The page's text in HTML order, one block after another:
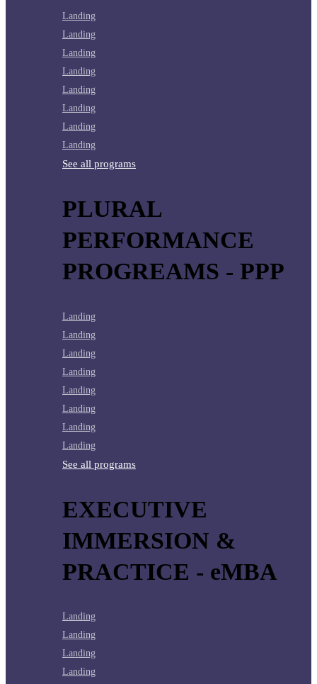
Landing
Landing
Landing
Landing
Landing
Landing
Landing
Landing
See all programs
PLURAL
PERFORMANCE
PROGREAMS - PPP
Landing
Landing
Landing
Landing
Landing
Landing
Landing
Landing
See all programs
EXECUTIVE
IMMERSION &
PRACTICE - eMBA
Landing
Landing
Landing
Landing